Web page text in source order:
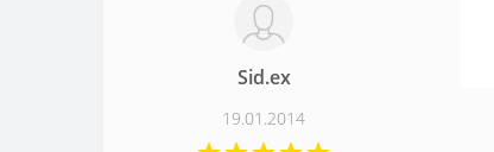
Sid.ex
19.01.2014